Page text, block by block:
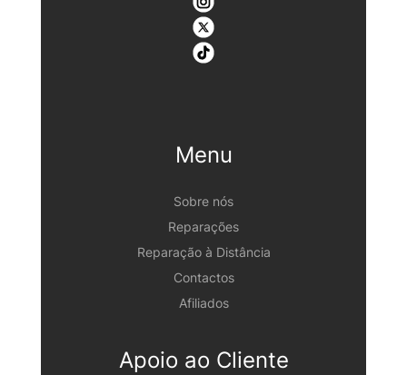
Menu
Sobre nós
Reparações
Reparação à Distância
Contactos
Afiliados
Apoio ao Cliente